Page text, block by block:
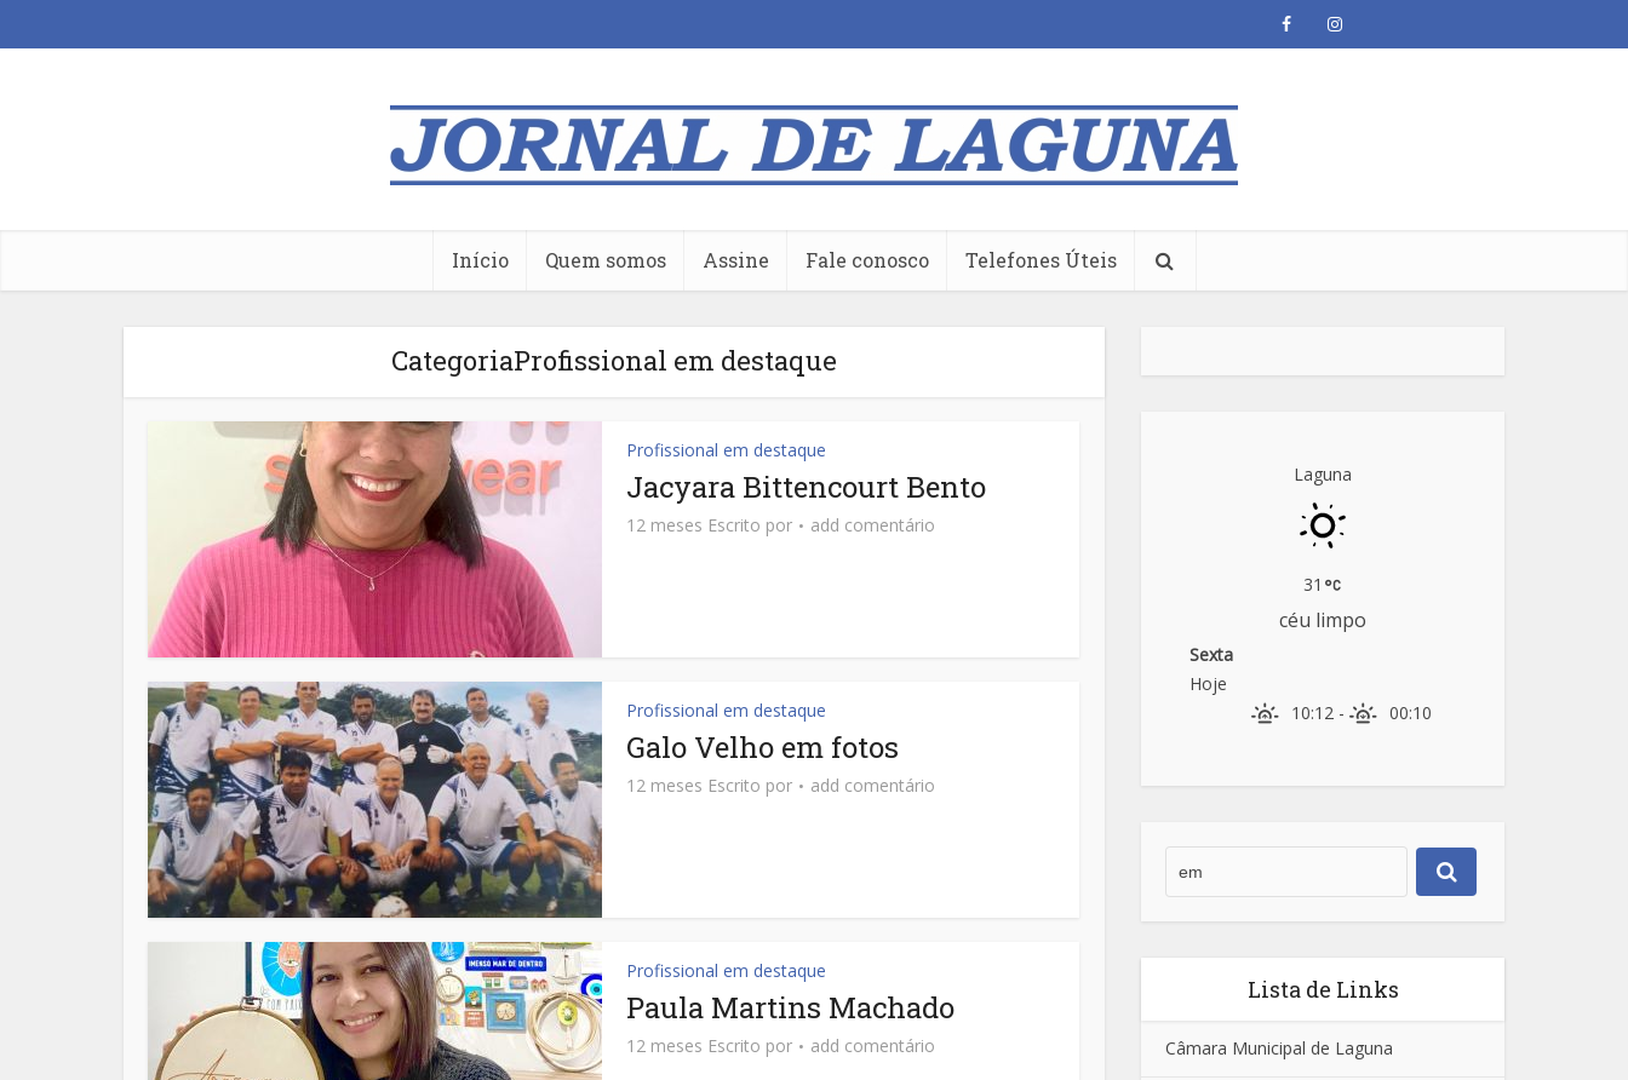
Início Quem somos Assine Fale conosco Telefones Úteis
CategoriaProfissional em destaque
Profissional em destaque
Jacyara Bittencourt Bento
12 meses Escrito por add comentário
Profissional em destaque
Galo Velho em fotos
12 meses Escrito por add comentário
Profissional em destaque
Paula Martins Machado
12 meses Escrito por add comentário
Laguna
31
céu limpo
Sexta
Hoje
10:12 - 00:10
Lista de Links
Câmara Municipal de Laguna